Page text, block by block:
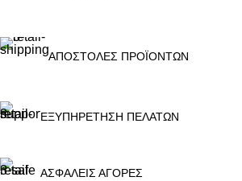
ΑΠΟΣΤΟΛΕΣ ΠΡΟΪΟΝΤΩΝ
ΕΞΥΠΗΡΕΤΗΣΗ ΠΕΛΑΤΩΝ
ΑΣΦΑΛΕΙΣ ΑΓΟΡΕΣ